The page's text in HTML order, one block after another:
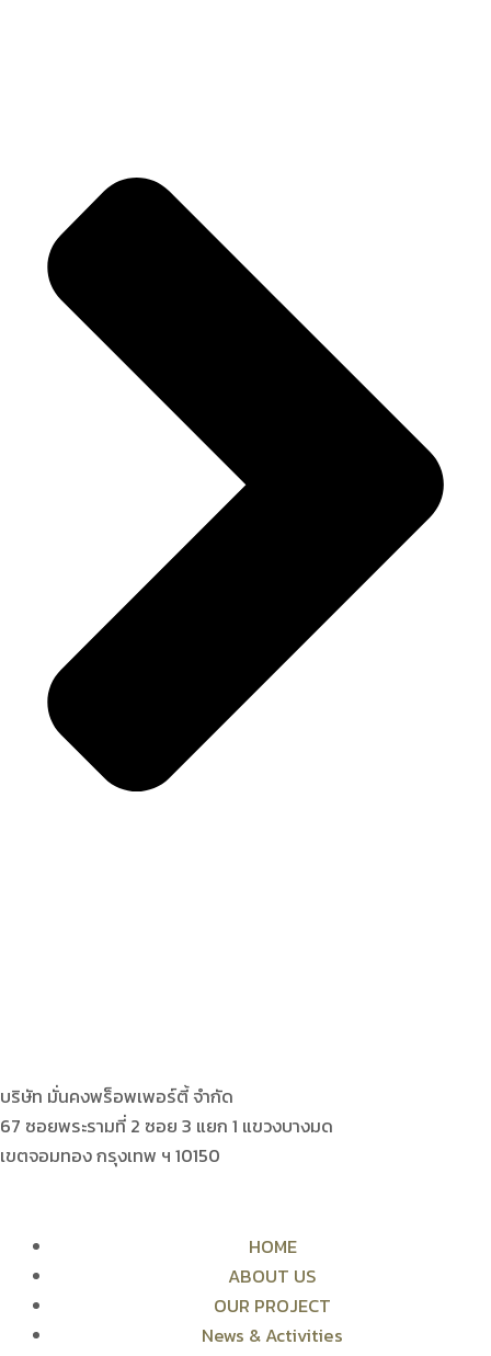
บริษัท มั่นคงพร็อพเพอร์ตี้ จำกัด
67 ซอยพระรามที่ 2 ซอย 3 แยก 1 แขวงบางมด
เขตจอมทอง กรุงเทพ ฯ 10150
HOME
ABOUT US
OUR PROJECT
News & Activities